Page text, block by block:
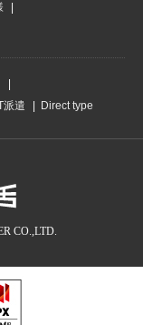
派遣 Direct type
CO.,LTD.